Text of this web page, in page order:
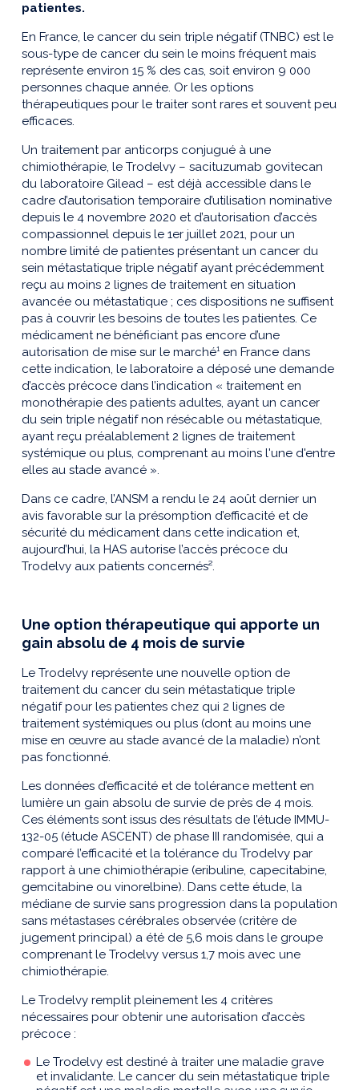
patientes.
En France, le cancer du sein triple négatif (TNBC) est le
sous-type de cancer du sein le moins fréquent mais
représente environ 15 % des cas, soit environ 9 000
personnes chaque année. Or les options
thérapeutiques pour le traiter sont rares et souvent peu
efficaces.
Un traitement par anticorps conjugué à une
chimiothérapie, le Trodelvy – sacituzumab govitecan
du laboratoire Gilead – est déjà accessible dans le
cadre d’autorisation temporaire d’utilisation nominative
depuis le 4 novembre 2020 et d’autorisation d’accès
compassionnel depuis le 1er juillet 2021, pour un
nombre limité de patientes présentant un cancer du
sein métastatique triple négatif ayant précédemment
reçu au moins 2 lignes de traitement en situation
avancée ou métastatique ; ces dispositions ne suffisent
pas à couvrir les besoins de toutes les patientes. Ce
médicament ne bénéficiant pas encore d’une
autorisation de mise sur le marché¹ en France dans
cette indication, le laboratoire a déposé une demande
d’accès précoce dans l’indication « traitement en
monothérapie des patients adultes, ayant un cancer
du sein triple négatif non résécable ou métastatique,
ayant reçu préalablement 2 lignes de traitement
systémique ou plus, comprenant au moins l'une d'entre
elles au stade avancé ».
Dans ce cadre, l’ANSM a rendu le 24 août dernier un
avis favorable sur la présomption d’efficacité et de
sécurité du médicament dans cette indication et,
aujourd’hui, la HAS autorise l’accès précoce du
Trodelvy aux patients concernés².
Une option thérapeutique qui apporte un
gain absolu de 4 mois de survie
Le Trodelvy représente une nouvelle option de
traitement du cancer du sein métastatique triple
négatif pour les patientes chez qui 2 lignes de
traitement systémiques ou plus (dont au moins une
mise en œuvre au stade avancé de la maladie) n’ont
pas fonctionné.
Les données d’efficacité et de tolérance mettent en
lumière un gain absolu de survie de près de 4 mois.
Ces éléments sont issus des résultats de l’étude IMMU-
132-05 (étude ASCENT) de phase III randomisée, qui a
comparé l’efficacité et la tolérance du Trodelvy par
rapport à une chimiothérapie (eribuline, capecitabine,
gemcitabine ou vinorelbine). Dans cette étude, la
médiane de survie sans progression dans la population
sans métastases cérébrales observée (critère de
jugement principal) a été de 5,6 mois dans le groupe
comprenant le Trodelvy versus 1,7 mois avec une
chimiothérapie.
Le Trodelvy remplit pleinement les 4 critères
nécessaires pour obtenir une autorisation d’accès
précoce :
Le Trodelvy est destiné à traiter une maladie grave
et invalidante. Le cancer du sein métastatique triple